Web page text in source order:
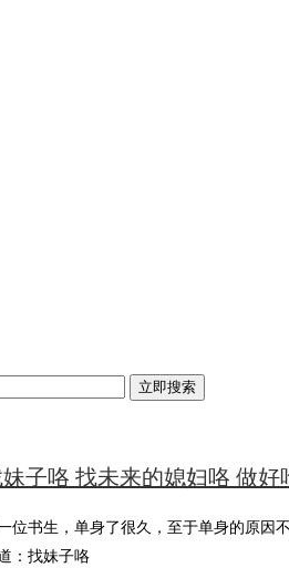
子咯 找未来的媳妇咯 做好
位书生，单身了很久，至于单身的原因
：找妹子咯